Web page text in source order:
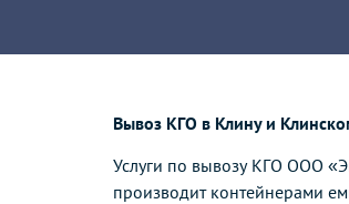
Вывоз КГО в Клину и
Услуги по вывозу КГО ООО
производит контейнерами